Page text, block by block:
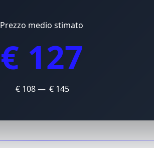
Prezzo medio stimato
€ 127
€ 108 — € 145